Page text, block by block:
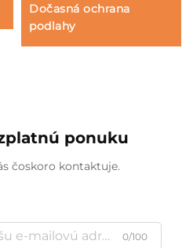
Dočasná ochrana
podlahy
ponuku
čoskoro kontaktuje.
0/100